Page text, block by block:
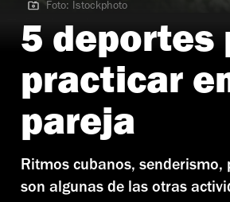
Foto: Istockphoto
Foto: Istockphoto
5 deportes
practicar
pareja
Ritmos cubanos, senderismo,
son algunas de las otras